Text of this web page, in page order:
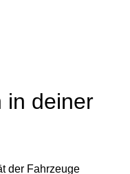
in deiner
der Fahrzeuge